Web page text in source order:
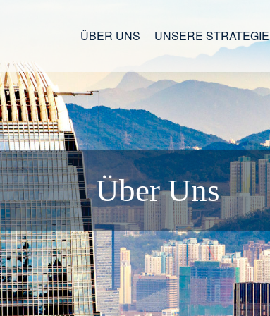
ÜBER UNS UNSERE STRATEGIE
Über Uns